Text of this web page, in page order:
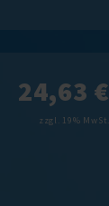
24,63 €
zzgl. 19% MwSt.